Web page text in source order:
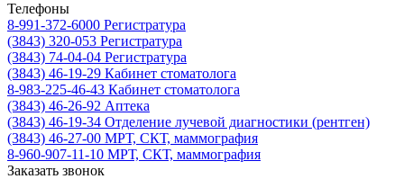
Телефоны
8-991-372-6000 Регистратура
(3843) 320-053 Регистратура
(3843) 74-04-04 Регистратура
(3843) 46-19-29 Кабинет стоматолога
8-983-225-46-43 Кабинет стоматолога
(3843) 46-26-92 Аптека
(3843) 46-19-34 Отделение лучевой диагностики (рентген)
(3843) 46-27-00 МРТ, СКТ, маммография
8-960-907-11-10 МРТ, СКТ, маммография
Заказать звонок